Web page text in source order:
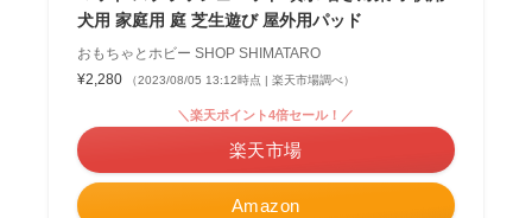
犬用 家庭用 庭 芝生遊び 屋外用パッド
おもちゃとホビー SHOP SHIMATARO
¥2,280
（2023/08/05 13:12時点 | 楽天市場調べ）
Amazon
＼楽天ポイント4倍セール！／
楽天市場